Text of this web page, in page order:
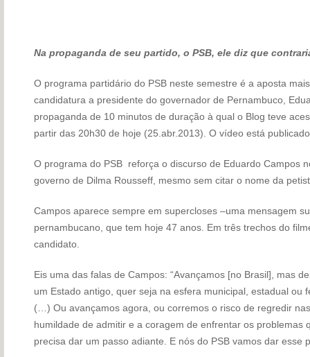
Na propaganda de seu partido, o PSB, ele diz que
O programa partidário do PSB neste semestre é a aposta
candidatura a presidente do governador de Pernambuco,
propaganda de 10 minutos de duração à qual o Blog teve
partir das 20h30 de hoje (25.abr.2013). O vídeo está
O programa do PSB reforça o discurso de Eduardo Campos
governo de Dilma Rousseff, mesmo sem citar o nome da
Campos aparece sempre em supercloses –uma mensagem
pernambucano, que tem hoje 47 anos. Em três trechos do
candidato.
Eis uma das falas de Campos: “Avançamos [no Brasil], mas
um Estado antigo, quer seja na esfera municipal, estadual ou
(…) Ou avançamos agora, ou corremos o risco de regredir
humildade de admitir e a coragem de enfrentar os problemas
precisa dar um passo adiante. E nós do PSB vamos dar esse